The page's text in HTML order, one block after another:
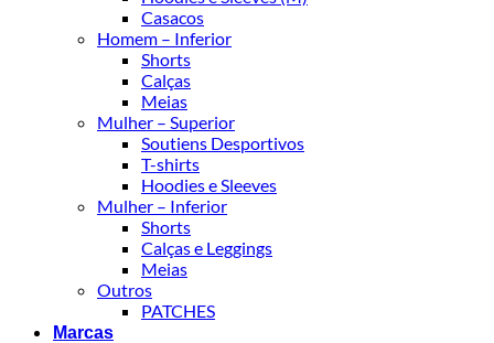
Casacos
Homem – Inferior
Shorts
Calças
Meias
Mulher – Superior
Soutiens Desportivos
T-shirts
Hoodies e Sleeves
Mulher – Inferior
Shorts
Calças e Leggings
Meias
Outros
PATCHES
Marcas